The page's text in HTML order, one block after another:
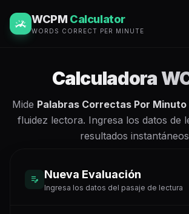
WCPM Calculator
WORDS CORRECT PER MINUTE
Calculadora
Mide Palabras Correctas Por Minuto
fluidez lectora. Ingresa los datos de
resultados
edit_note Nueva Evaluación
Ingresa los datos del pasaje de lectura